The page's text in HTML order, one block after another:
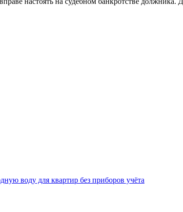
воду для квартир без приборов учёта